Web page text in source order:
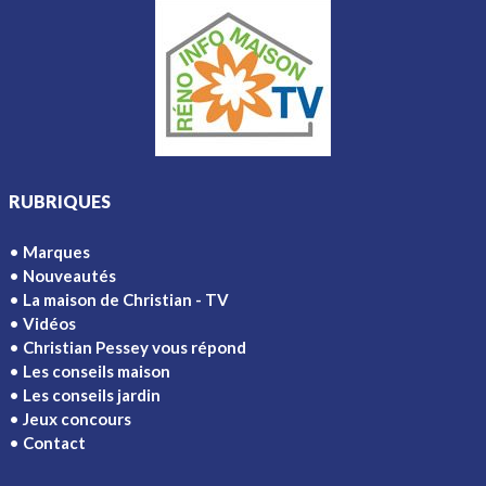
RUBRIQUES
Marques
Nouveautés
La maison de Christian - TV
Vidéos
Christian Pessey vous répond
Les conseils maison
Les conseils jardin
Jeux concours
Contact